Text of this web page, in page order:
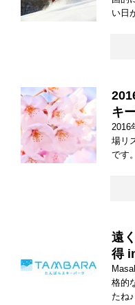
い日
キ
2016
場リ
です。
遠
得
格的
たね♪